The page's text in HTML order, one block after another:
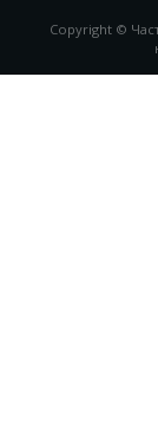
Copyright ©